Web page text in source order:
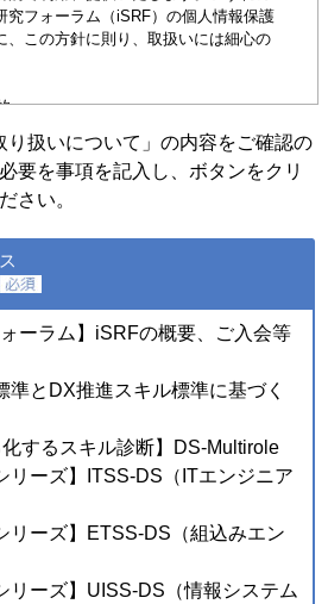
究フォーラム（iSRF）の個人情報保護
、この方針に則り、取扱いには細心の
利用目的
伴
・会員特典の提供およびご連
品・サービスの提供・改良
・提供している商品・サービ
スに関連した情報やアンケー
に伴
・資料請求、お問合せに対す
・ご購入・ご登録いただいた
商品・サービスの配送・提
供・代金回収のため
品・サービスの提供・改良
や、新たなサービスを開発す
・提供している商品・サービ
り扱いについて」の内容をご確認の
要を事項を記入し、ボタンをクリ
さい。
ォーラム】iSRFの概要、ご入会等
準とDX推進スキル標準に基づく
化するスキル診断】DS-Multirole
リーズ】ITSS-DS（ITエンジニア
リーズ】ETSS-DS（組込みエン
リーズ】UISS-DS（情報システム